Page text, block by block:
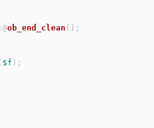
ob_end_clean ();
( $f );